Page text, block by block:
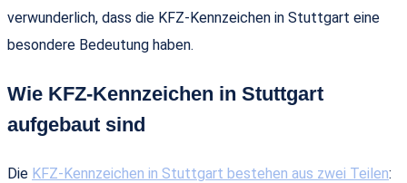
verwunderlich, dass die KFZ-Kennzeichen in Stuttgart eine
besondere Bedeutung haben.
Wie KFZ-Kennzeichen in Stuttgart
aufgebaut sind
Die KFZ-Kennzeichen in Stuttgart bestehen aus zwei Teilen: